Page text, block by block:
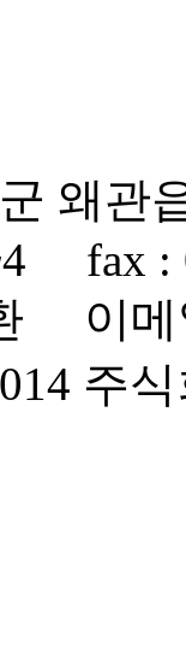
왜
fax :
이메
주